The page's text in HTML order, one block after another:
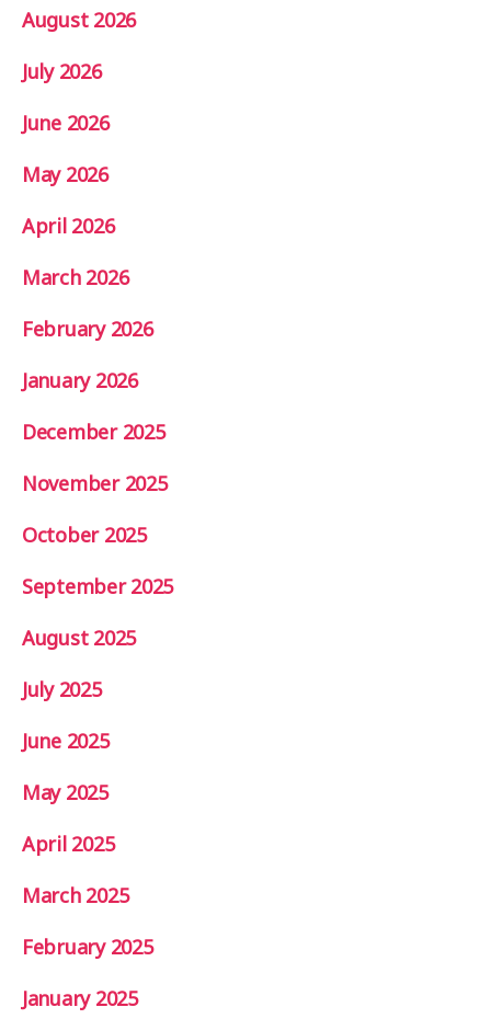
August 2026
July 2026
June 2026
May 2026
April 2026
March 2026
February 2026
January 2026
December 2025
November 2025
October 2025
September 2025
August 2025
July 2025
June 2025
May 2025
April 2025
March 2025
February 2025
January 2025